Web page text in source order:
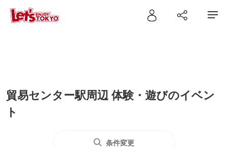
貿易センター駅周辺 体験・遊びのイベン
ト
条件変更